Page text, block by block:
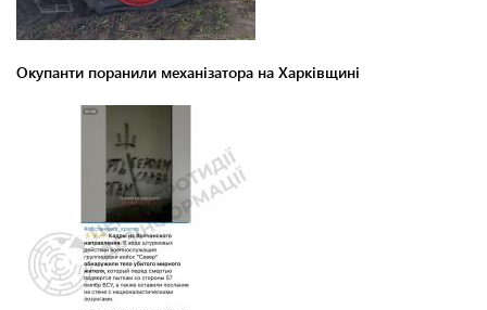
Окупанти поранили механізатора на Харківщині